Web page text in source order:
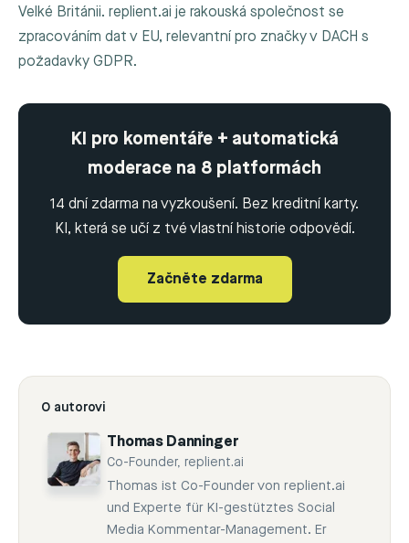
Velké Británii. replient.ai je rakouská společnost se
zpracováním dat v EU, relevantní pro značky v DACH s
požadavky GDPR.
KI pro komentáře + automatická
moderace na 8 platformách
14 dní zdarma na vyzkoušení. Bez kreditní karty.
KI, která se učí z tvé vlastní historie odpovědí.
Začněte zdarma
O autorovi
Thomas Danninger
Co-Founder, replient.ai
Thomas ist Co-Founder von replient.ai
und Experte für KI-gestütztes Social
Media Kommentar-Management. Er